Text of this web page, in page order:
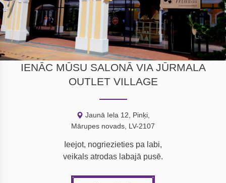
IENĀC MŪSU SALONĀ VIA JŪRMALA
OUTLET VILLAGE
Jaunā Iela 12, Pinķi,
Mārupes novads, LV-2107
Ieejot, nogriezieties pa labi,
veikals atrodas labajā pusē.